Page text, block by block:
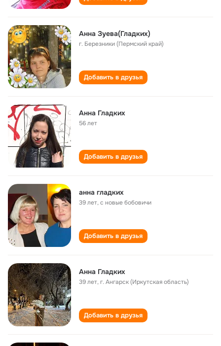
Анна Зуева(Гладких)
г. Березники (Пермский край)
Добавить в друзья
Анна Гладких
56 лет
Добавить в друзья
анна гладких
39 лет,с новые бобовичи
Добавить в друзья
Анна Гладких
39 лет,г. Ангарск (Иркутская область)
Добавить в друзья